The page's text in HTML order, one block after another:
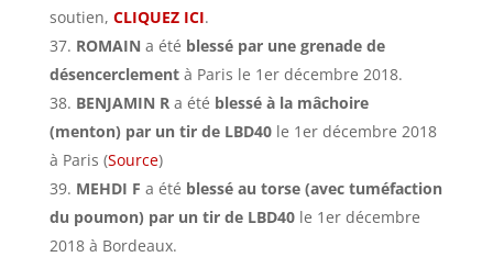
soutien, CLIQUEZ ICI.
ROMAIN a été blessé par une grenade de
désencerclementà Paris le 1er décembre 2018.
BENJAMIN Ra été blessé à la mâchoire
(menton) par un tir de LBD40le 1er décembre 2018
à Paris (Source)
MEHDI F a été blessé au torse (avec tuméfaction
du poumon) par un tir de LBD40le 1er décembre
2018 à Bordeaux.